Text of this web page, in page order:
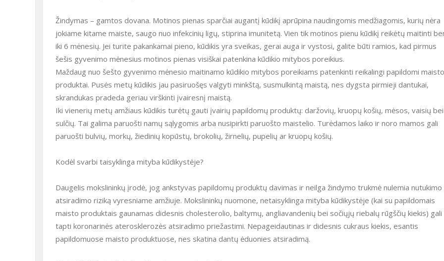
Žindymas – gamtos dovana. Motinos pienas sparčiai augantį kūdikį aprūpina naudingomis medžiagomis, kurių nėra
jokiame kitame maiste, saugo nuo infekcinių ligų, stiprina imunitetą. Vien tik motinos pienu kūdikį reikėtų maitinti
iki 6 mėnesių. Jei turite pakankamai pieno, kūdikis yra sveikas, gerai auga ir vystosi, galite būti ramios, kad pirmus
šešis gyvenimo mėnesius motinos pienas visiškai patenkina kūdikio mitybos poreikius.
Maždaug nuo šešto gyvenimo mėnesio maitinamo kūdikio mitybos poreikiams patenkinti reikalingi papildomi maisto
produktai. Pusės metų kūdikis jau pasiruošęs valgyti minkštą, susmulkintą maistą, nes dygsta pirmieji dantukai,
skrandukas pradeda geriau virškinti įvairesnį maistą.
Iki vienerių metų amžiaus kūdikis turėtų gauti įvairių papildomų produktų: daržovių, kruopų košių, mėsos, vaisių
sulčių. Tai galima paruošti namų sąlygomis arba nusipirkti paruošto maistelio. Turėdamos laiko ir noro mamos gali
paruošti bulvių, morkų, žiedinių kopūstų, brokolių, žirnelių, pupelių ar kruopų košių.
Kodėl svarbi taisyklinga mityba kūdikystėje?
Daugelis mokslininkų įrodė, jog ankstyvas papildomų produktų davimas ir neilga žindymo trukmė nulemia nutukimo
atsiradimo riziką vyresniame amžiuje. Mokslininkų nuomone, netaisyklinga mityba kūdikystėje (kai su papildomais
maisto produktais gaunamas didesnis cholesterolio, baltymų, angliavandenių bei sočiųjų riebalų rūgščių kiekis) gali
tapti koronarinės aterosklerozės atsiradimo priežastimi. Nepageidautinas ir didesnis cukraus kiekis, esantis
papildomuose maisto produktuose, nes skatina dantų ėduonies atsiradimą.